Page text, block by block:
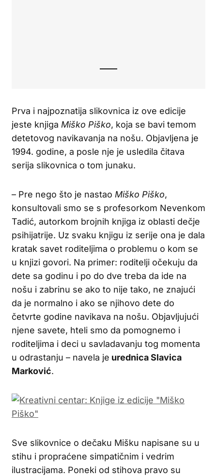
Prva i najpoznatija slikovnica iz ove edicije
jeste knjiga Miško Piško, koja se bavi temom
detetovog navikavanja na nošu. Objavljena je
1994. godine, a posle nje je usledila čitava
serija slikovnica o tom junaku.
– Pre nego što je nastao Miško Piško,
konsultovali smo se s profesorkom Nevenkom
Tadić, autorkom brojnih knjiga iz oblasti dečje
psihijatrije. Uz svaku knjigu iz serije ona je dala
kratak savet roditeljima o problemu o kom se
u knjizi govori. Na primer: roditelji očekuju da
dete sa godinu i po do dve treba da ide na
nošu i zabrinu se ako to nije tako, ne znajući
da je normalno i ako se njihovo dete do
četvrte godine navikava na nošu. Objavljujući
njene savete, hteli smo da pomognemo i
roditeljima i deci u savladavanju tog momenta
u odrastanju – navela je urednica Slavica
Marković.
Sve slikovnice o dečaku Mišku napisane su u
stihu i propraćene simpatičnim i vedrim
ilustracijama. Poneki od stihova pravo su